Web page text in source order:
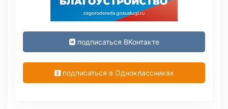
подписаться ВКонтакте
подписаться в Одноклассниках